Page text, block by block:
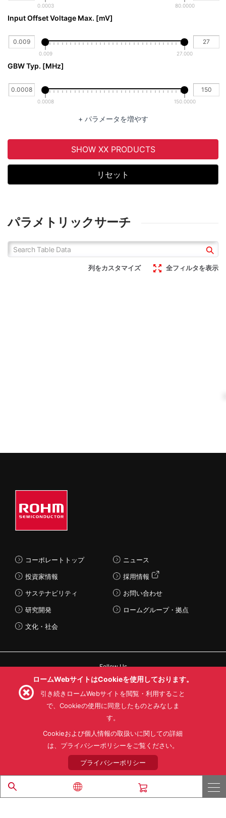
0.0003 80.0000
Input Offset Voltage Max. [mV]
0.009 27.000
GBW Typ. [MHz]
0.0008 150.0000
+ パラメータを増やす
SHOW XX PRODUCTS
リセット
パラメトリックサーチ
列をカスタマイズ 全フィルタを表示
コーポレートトップ
投資家情報
サステナビリティ
研究開発
文化・社会
ニュース
採用情報
お問い合わせ
ロームグループ・拠点
Follow Us
利用目的
プライバシーポリシー
サイトマップ
ローム製品の販売に関する標準契約条件書(PDF)
© 1997 - 2026 ROHM CO., LTD. ALL RIGHTS RESERVED.
ロームWebサイトはCookieを使用しております。
引き続きロームWebサイトを閲覧・利用すること
で、Cookieの使用に同意したものとみなしま
す。
Cookieおよび個人情報の取扱いに関しての詳細
は、プライバシーポリシーをご覧ください。
プライバシーポリシー